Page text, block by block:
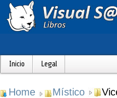
Inicio Legal
Home Místico